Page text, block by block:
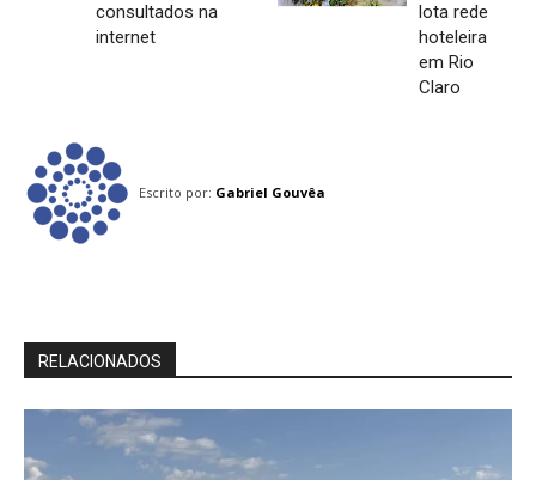
consultados na
internet
lota rede
hoteleira
em Rio
Claro
Escrito por: Gabriel Gouvêa
RELACIONADOS